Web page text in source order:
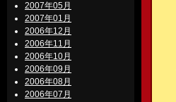
2007年05月
2007年01月
2006年12月
2006年11月
2006年10月
2006年09月
2006年08月
2006年07月